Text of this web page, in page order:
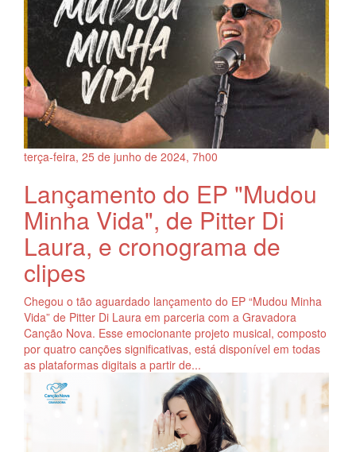
terça-feira, 25 de junho de 2024, 7h00
Lançamento do EP "Mudou
Minha Vida", de Pitter Di
Laura, e cronograma de
clipes
Chegou o tão aguardado lançamento do EP “Mudou Minha
Vida” de Pitter Di Laura em parceria com a Gravadora
Canção Nova. Esse emocionante projeto musical, composto
por quatro canções significativas, está disponível em todas
as plataformas digitais a partir de...